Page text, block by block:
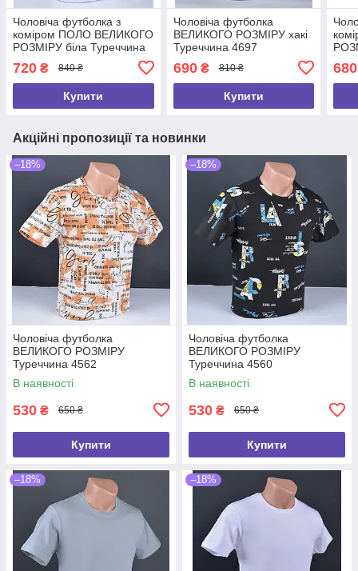
Чоловіча футболка з
коміром ПОЛО ВЕЛИКОГО
РОЗМІРУ біла Туреччина
720 ₴ 840 ₴
Купити
Чоловіча футболка
ВЕЛИКОГО РОЗМІРУ хакі
Туреччина 4697
690₴ 810 ₴
Купити
680
Акційні пропозиції та новинки
–18%
Чоловіча футболка
ВЕЛИКОГО РОЗМІРУ
Туреччина 4562
В наявності
530 ₴ 650 ₴
Купити
–18%
Чоловіча футболка
ВЕЛИКОГО РОЗМІРУ
Туреччина 4560
В наявності
530 ₴ 650 ₴
Купити
–18% –18%